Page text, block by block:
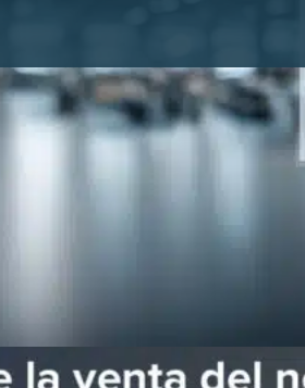
RGIS EMBARCÁNDONOS EN UNA